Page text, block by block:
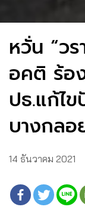
หวั่น “ว
อคติ ร้อ
ปธ.แก้ไ
บางกลอ
14 ธันวาคม 2021